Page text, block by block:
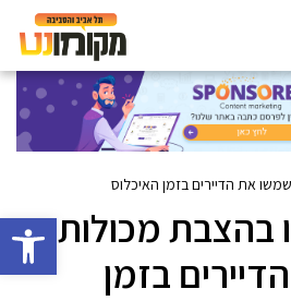
פתח
את הדיירים בזמן האיכלוס
בהצבת מכולות
בזמן